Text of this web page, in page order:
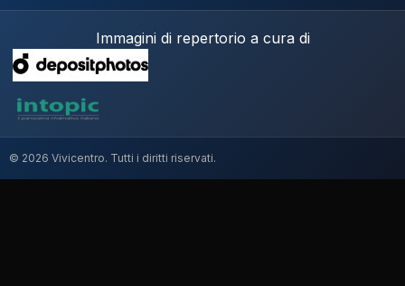
Immagini di repertorio a cura di
© 2026 Vivicentro. Tutti i diritti riservati.